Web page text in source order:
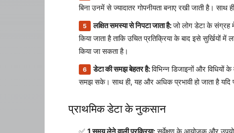
बिना उनमें से ज्यादातर गोपनीयता बनाए रखी जाती है। साथ
लक्षित समस्या से निपटा जाता है:जो लोग डेटा के संग्रह
किया जाता है ताकि उचित प्रतिक्रिया के बाद इसे
किया जा सकता है।
डेटा की समझ बेहतर है:विभिन्न डिजाइनों और
समझ सके। साथ ही, यह और अधिक प्रभावी हो जाता है
प्राथमिक डेटा के नुकसान